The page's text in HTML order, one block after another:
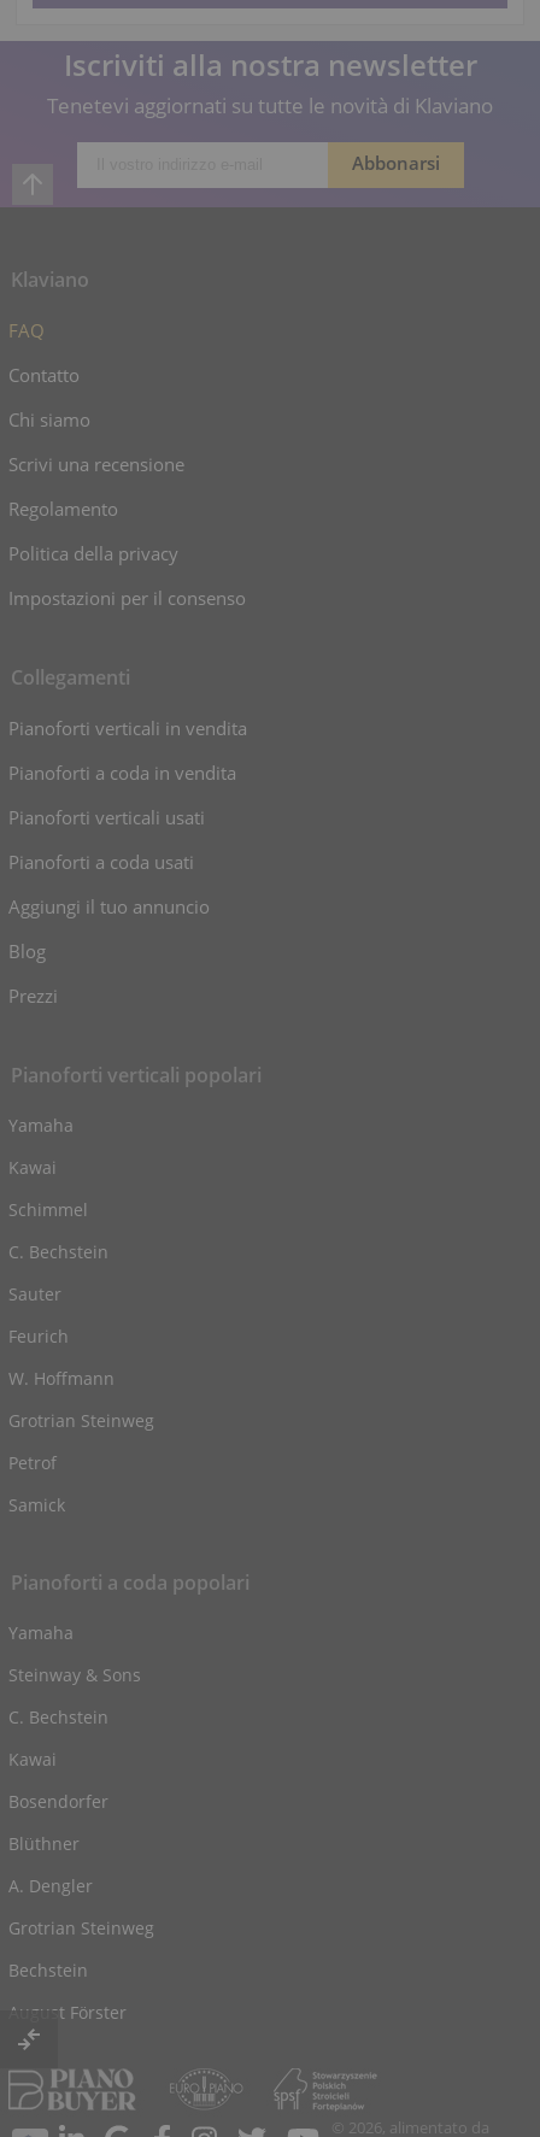
Iscriviti alla nostra newsletter
Tenetevi aggiornati su tutte le novità di Klaviano
Klaviano
FAQ
Contatto
Chi siamo
Scrivi una recensione
Regolamento
Politica della privacy
Impostazioni per il consenso
Collegamenti
Pianoforti verticali in vendita
Pianoforti a coda in vendita
Pianoforti verticali usati
Pianoforti a coda usati
Aggiungi il tuo annuncio
Blog
Prezzi
Pianoforti verticali popolari
Yamaha
Kawai
Schimmel
C. Bechstein
Sauter
Feurich
W. Hoffmann
Grotrian Steinweg
Petrof
Samick
Pianoforti a coda popolari
Yamaha
Steinway & Sons
C. Bechstein
Kawai
Bosendorfer
Blüthner
A. Dengler
Grotrian Steinweg
Bechstein
August Förster
© 2026, alimentato da